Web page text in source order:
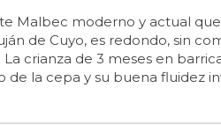
Malbec moderno y actual
de Cuyo, es redondo, sin
crianza de 3 meses en
la cepa y su buena fluidez